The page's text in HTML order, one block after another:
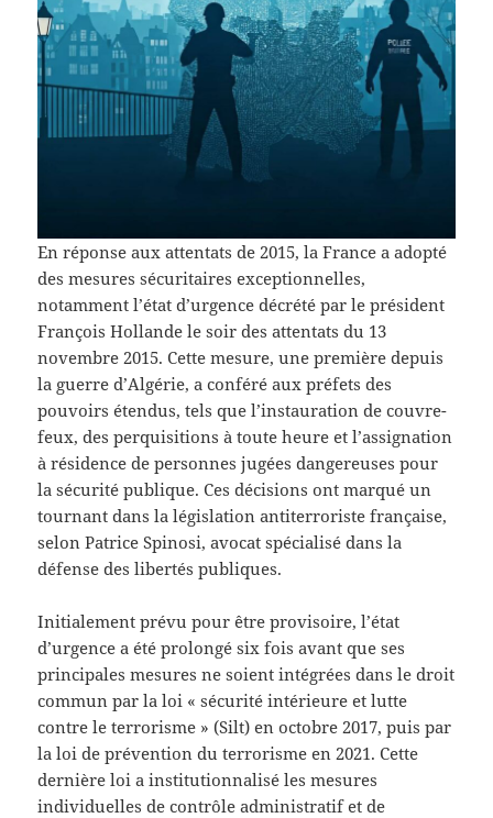
En réponse aux attentats de 2015, la France a adopté
des mesures sécuritaires exceptionnelles,
notamment l’état d’urgence décrété par le président
François Hollande le soir des attentats du 13
novembre 2015. Cette mesure, une première depuis
la guerre d’Algérie, a conféré aux préfets des
pouvoirs étendus, tels que l’instauration de couvre-
feux, des perquisitions à toute heure et l’assignation
à résidence de personnes jugées dangereuses pour
la sécurité publique. Ces décisions ont marqué un
tournant dans la législation antiterroriste française,
selon Patrice Spinosi, avocat spécialisé dans la
défense des libertés publiques.
Initialement prévu pour être provisoire, l’état
d’urgence a été prolongé six fois avant que ses
principales mesures ne soient intégrées dans le droit
commun par la loi « sécurité intérieure et lutte
contre le terrorisme » (Silt) en octobre 2017, puis par
la loi de prévention du terrorisme en 2021. Cette
dernière loi a institutionnalisé les mesures
individuelles de contrôle administratif et de